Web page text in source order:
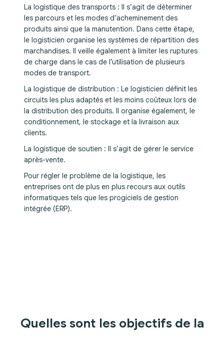
La logistique des transports : Il s’agit de déterminer
les parcours et les modes d’acheminement des
produits ainsi que la manutention. Dans cette étape,
le logisticien organise les systèmes de répartition des
marchandises. Il veille également à limiter les ruptures
de charge dans le cas de l’utilisation de plusieurs
modes de transport.
La logistique de distribution : Le logisticien définit les
circuits les plus adaptés et les moins coûteux lors de
la distribution des produits. Il organise également, le
conditionnement, le stockage et la livraison aux
clients.
La logistique de soutien : Il s’agit de gérer le service
après-vente.
Pour régler le problème de la logistique, les
entreprises ont de plus en plus recours aux outils
informatiques tels que les progiciels de gestion
intégrée (ERP).
Quelles sont les objectifs de la